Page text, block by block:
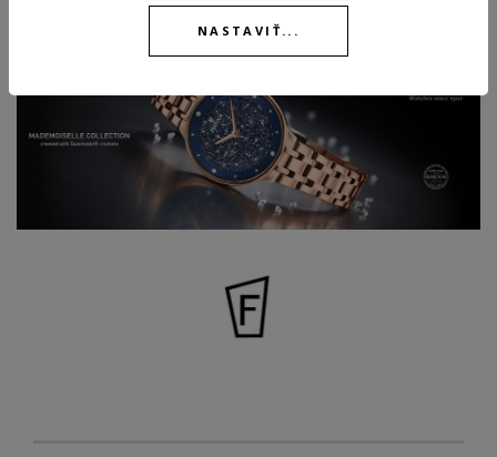
Viac informácií o značke Festina.
NASTAVIŤ...